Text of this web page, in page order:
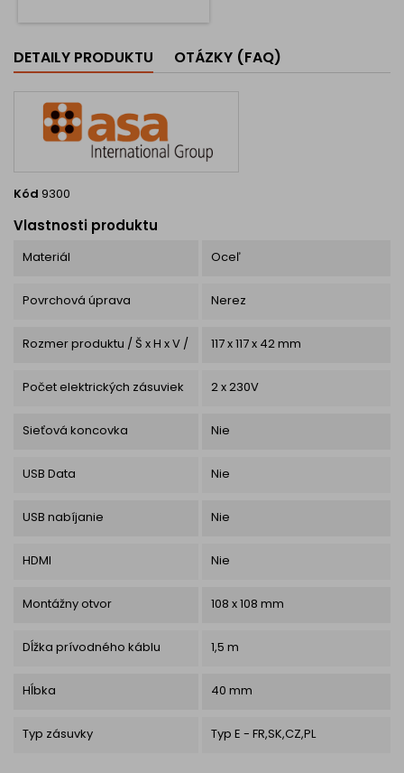
neho pretiahli káble a
zástrčky. Po...
DETAILY PRODUKTU OTÁZKY (FAQ)
Kód 9300
Vlastnosti produktu
Materiál Oceľ
Povrchová úprava Nerez
Rozmer produktu / Š x H x V / 117 x 117 x 42 mm
Počet elektrických zásuviek 2 x 230V
Sieťová koncovka Nie
USB Data Nie
USB nabíjanie Nie
HDMI Nie
Montážny otvor 108 x 108 mm
Dĺžka prívodného káblu 1,5 m
Hĺbka 40 mm
Typ zásuvky Typ E - FR,SK,CZ,PL